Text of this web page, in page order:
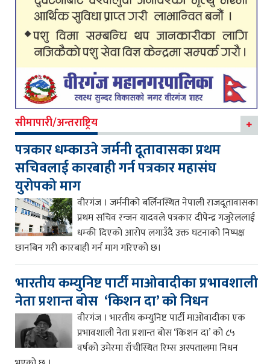
सीमापारी/अन्तराष्ट्रिय
पत्रकार धम्काउने जर्मनी दूतावासका प्रथम
सचिवलाई कारबाही गर्न पत्रकार महासंघ
युरोपको माग
वीरगंज । जर्मनीको बर्लिनस्थित नेपाली राजदूतावासका
प्रथम सचिव रन्जन यादवले पत्रकार दीपेन्द्र गजुरेललाई
धम्की दिएको आरोप लगाउँदै उक्त घटनाको निष्पक्ष
छानबिन गरी कारबाही गर्न माग गरिएको छ।
भारतीय कम्युनिष्ट पार्टी माओवादीका प्रभावशाली
नेता प्रशान्त बोस ‘किशन दा’ को निधन
वीरगंज । भारतीय कम्युनिष्ट पार्टी माओवादीका एक
प्रभावशाली नेता प्रशान्त बोस ‘किशन दा’ को ८५
वर्षको उमेरमा राँचीस्थित रिम्स अस्पतालमा निधन